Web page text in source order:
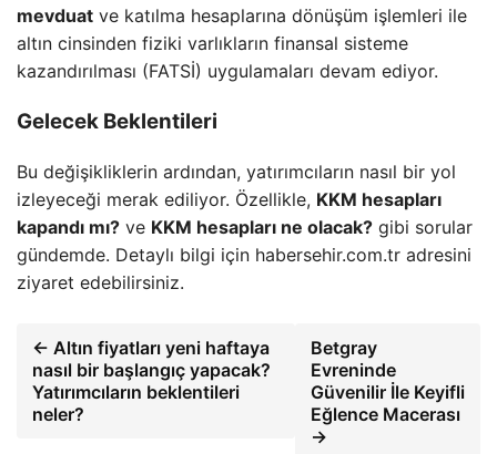
mevduat ve katılma hesaplarına dönüşüm işlemleri ile
altın cinsinden fiziki varlıkların finansal sisteme
kazandırılması (FATSİ) uygulamaları devam ediyor.
Gelecek Beklentileri
Bu değişikliklerin ardından, yatırımcıların nasıl bir yol
izleyeceği merak ediliyor. Özellikle, KKM hesapları
kapandı mı? ve KKM hesapları ne olacak? gibi sorular
gündemde. Detaylı bilgi için habersehir.com.tr adresini
ziyaret edebilirsiniz.
← Altın fiyatları yeni haftaya
nasıl bir başlangıç yapacak?
Yatırımcıların beklentileri
neler?
Betgray
Evreninde
Güvenilir İle Keyifli
Eğlence Macerası
→